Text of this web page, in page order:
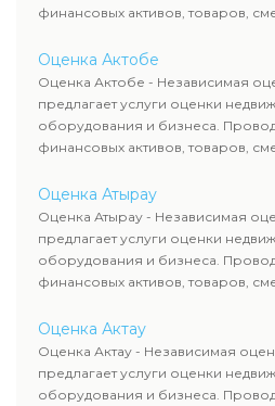
финансовых активов, товаров,
оценка животных и
определяют рыночную стоимость
рассчитывают ущерб. Все отчеты
требованиям законодательства
сделок, кредитования и
Оценка Актобе
Оценка Актобе - Независимая
предлагает услуги оценки
оборудования и бизнеса.
финансовых активов, товаров,
оценка животных и
определяют рыночную стоимость
рассчитывают ущерб. Все отчеты
требованиям законодательства
сделок, кредитования и
Оценка Атырау
Оценка Атырау - Независимая
предлагает услуги оценки
оборудования и бизнеса.
финансовых активов, товаров,
оценка животных и
определяют рыночную стоимость
рассчитывают ущерб. Все отчеты
требованиям законодательства
сделок, кредитования и
Оценка Актау
Оценка Актау - Независимая
предлагает услуги оценки
оборудования и бизнеса.